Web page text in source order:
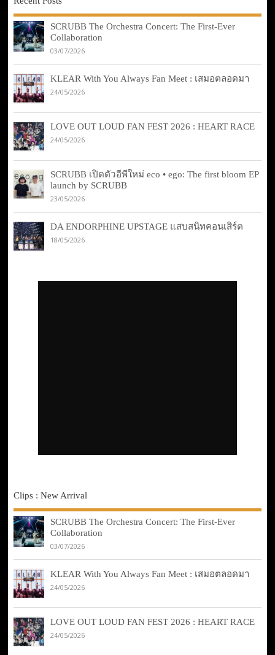
SCRUBB The Orchestra Concert: The First-Ever
Collaboration
03/07/2026
KLEAR With You Always Fan Meet : เสมอตลอดมา
24/05/2026
LOVE OUT LOUD FAN FEST 2026 : HEART RACE
24/05/2026
SCRUBB เปิดตัวอีพีใหม่ eco • ego: The first bloom EP
launch by SCRUBB
23/05/2026
DA ENDORPHINE UPSTAGE แสบสนิทคอนเสิร์ต
18/05/2026
Clips : New Arrival
SCRUBB The Orchestra Concert: The First-Ever
Collaboration
03/07/2026
KLEAR With You Always Fan Meet : เสมอตลอดมา
24/05/2026
LOVE OUT LOUD FAN FEST 2026 : HEART RACE
24/05/2026